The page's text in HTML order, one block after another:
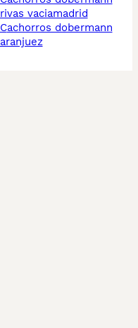
rivas vaciamadrid
cachorros dobermann
aranjuez